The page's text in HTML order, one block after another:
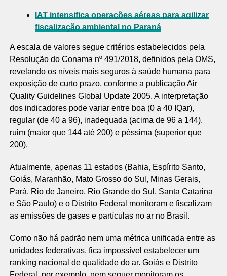
IAT intensifica operações aéreas para agilizar
fiscalização ambiental no Paraná
A escala de valores segue critérios estabelecidos pela
Resolução do Conama nº 491/2018, definidos pela OMS,
revelando os níveis mais seguros à saúde humana para
exposição de curto prazo, conforme a publicação Air
Quality Guidelines Global Update 2005. A interpretação
dos indicadores pode variar entre boa (0 a 40 IQar),
regular (de 40 a 96), inadequada (acima de 96 a 144),
ruim (maior que 144 até 200) e péssima (superior que
200).
Atualmente, apenas 11 estados (Bahia, Espírito Santo,
Goiás, Maranhão, Mato Grosso do Sul, Minas Gerais,
Pará, Rio de Janeiro, Rio Grande do Sul, Santa Catarina
e São Paulo) e o Distrito Federal monitoram e fiscalizam
as emissões de gases e partículas no ar no Brasil.
Como não há padrão nem uma métrica unificada entre as
unidades federativas, fica impossível estabelecer um
ranking nacional de qualidade do ar. Goiás e Distrito